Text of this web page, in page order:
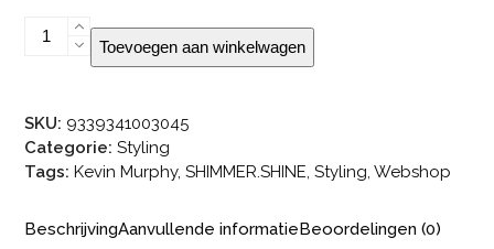
KEVIN.MURPHY
SHIMMER.SHINEToevoegen aan winkelwagen
SKU: 9339341003045
Categorie: Styling
Tags: Kevin Murphy,SHIMMER.SHINE ,Styling ,Webshop
BeschrijvingAanvullende informatieBeoordelingen (0)